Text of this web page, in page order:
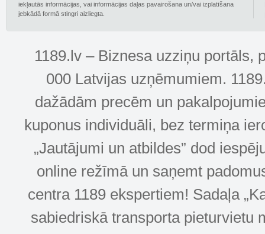
iekļautās informācijas, vai informācijas daļas pavairošana un/vai izplatīšana
jebkādā formā stingri aizliegta.
1189.lv – Biznesa uzziņu portāls,
000 Latvijas uzņēmumiem.
dažādām precēm un
kuponus individuāli, bez termiņa
„Jautājumi un atbildes” dod
online režīmā un saņemt
centra 1189 ekspertiem! Sadaļa
sabiedriskā transporta pieturvietu